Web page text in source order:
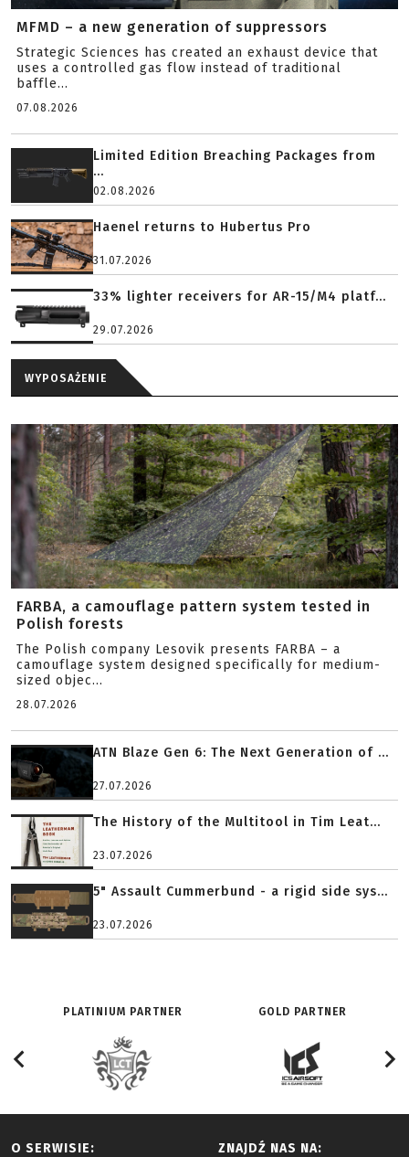
MFMD – a new generation of suppressors
Strategic Sciences has created an exhaust device that
uses a controlled gas flow instead of traditional
baffle...
07.08.2026
Limited Edition Breaching Packages from
...
02.08.2026
Haenel returns to Hubertus Pro
31.07.2026
33% lighter receivers for AR-15/M4 platf...
29.07.2026
WYPOSAŻENIE
FARBA, a camouflage pattern system tested in
Polish forests
The Polish company Lesovik presents FARBA – a
camouflage system designed specifically for medium-
sized objec...
28.07.2026
ATN Blaze Gen 6: The Next Generation of ...
27.07.2026
The History of the Multitool in Tim Leat...
23.07.2026
5" Assault Cummerbund - a rigid side sys...
23.07.2026
PLATINIUM PARTNER GOLD PARTNER
O SERWISIE: ZNAJDŹ NAS NA: